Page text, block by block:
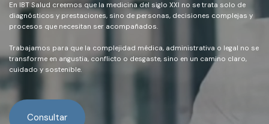
En IBT Salud creemos que la medicina del siglo XXI no se trata solo de
diagnósticos y prestaciones, sino de personas, decisiones complejas y
procesos que necesitan ser acompañados.
Trabajamos para que la complejidad médica, administrativa o legal no se
transforme en angustia, conflicto o desgaste, sino en un camino claro,
cuidado y sostenible.
Consultar